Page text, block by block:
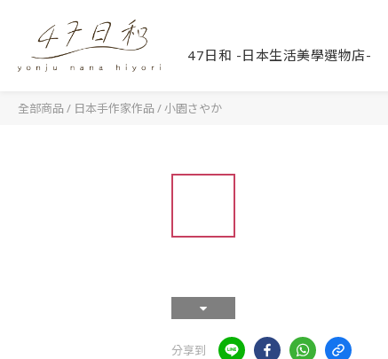
47日和 -日本生活美學選物店-
全部商品 / 日本手作家作品 /小園さやか
分享到